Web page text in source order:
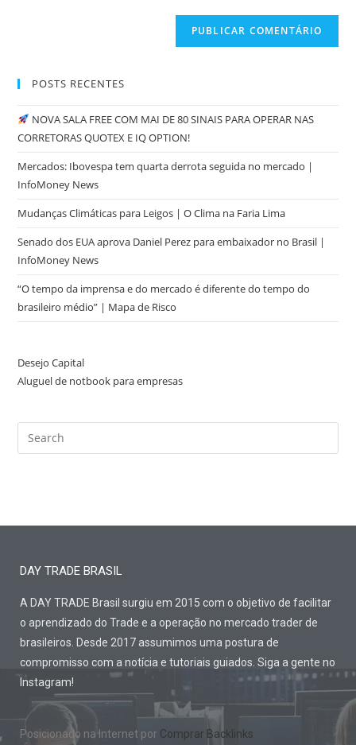
POSTS RECENTES
NOVA SALA FREE COM MAI DE 80 SINAIS PARA OPERAR NAS
CORRETORAS QUOTEX E IQ OPTION!
Mercados: Ibovespa tem quarta derrota seguida no mercado |
InfoMoney News
Mudanças Climáticas para Leigos | O Clima na Faria Lima
Senado dos EUA aprova Daniel Perez para embaixador no Brasil |
InfoMoney News
“O tempo da imprensa e do mercado é diferente do tempo do
brasileiro médio” | Mapa de Risco
Desejo Capital
Aluguel de notbook para empresas
DAY TRADE BRASIL
A DAY TRADE Brasil surgiu em 2015 com o objetivo de facilitar
o aprendizado do Trade e a operação no mercado trader de
brasileiros. Desde 2017 assumimos uma postura de
compromisso com a notícia e tutoriais guiados. Siga a gente no
Instagram!
Posicionado na Internet por Comprar Backlinks